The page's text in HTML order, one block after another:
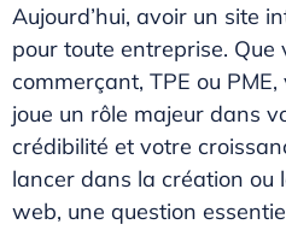
Aujourd’hui, avoir un site
pour toute entreprise. Que
commerçant, TPE ou
joue un rôle majeur dans
crédibilité et votre
lancer dans la création ou
web, une question